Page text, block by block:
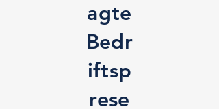
agte
Bedr
iftsp
rese